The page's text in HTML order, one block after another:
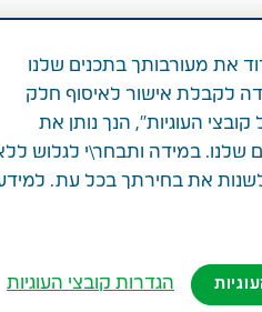
את מעורבותך בתכנים שלנו
לקבלת אישור לאיסוף חלק
העוגיות", הנך נותן את
שלנו. במידה ותבחר\י לגלוש
לשנות את בחירתך בכל עת.
הגדרות קובצי העוגיות